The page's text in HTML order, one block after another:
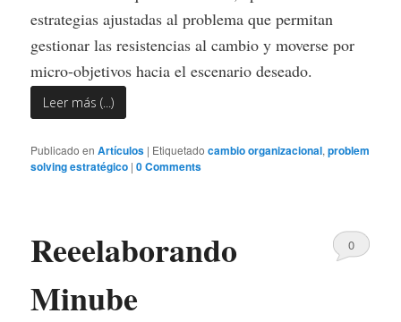
estrategias ajustadas al problema que permitan
gestionar las resistencias al cambio y moverse por
micro-objetivos hacia el escenario deseado.
Leer más (...)
Publicado en Artículos | Etiquetado cambio organizacional,problem
solving estratégico |0 Comments
Reeelaborando
Minube
0